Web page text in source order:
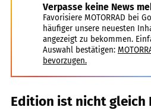
Verpasse keine News
Favorisiere MOTORRAD bei
häufiger unsere neuesten
angezeigt zu bekommen.
Auswahl bestätigen:
bevorzugen.
Edition ist nicht gleich